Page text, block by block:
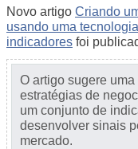
Novo artigo Criando
usando uma
indicadores foi
O artigo sugere
estratégias de
um conjunto de
desenvolver sinais
mercado.